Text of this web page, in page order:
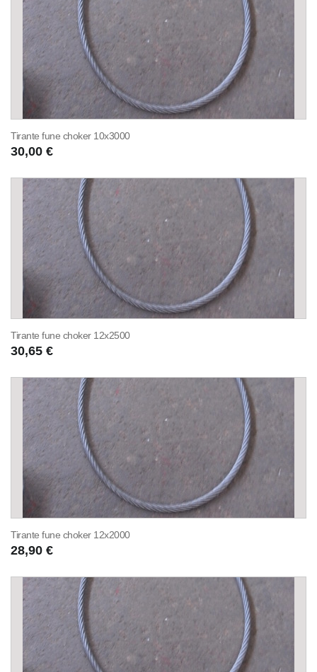
Tirante fune choker 10x3000
30,00 €
Tirante fune choker 12x2500
30,65 €
Tirante fune choker 12x2000
28,90 €